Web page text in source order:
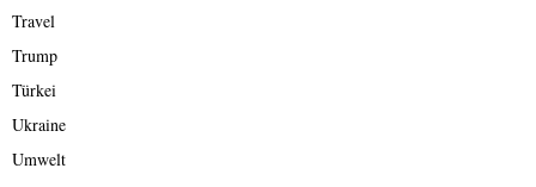
Travel
Trump
Türkei
Ukraine
Umwelt